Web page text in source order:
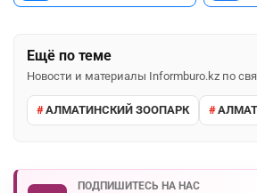
Ещё по теме
Новости и материалы Informburo.kz по
АЛМАТИНСКИЙ ЗООПАРК
ПОДПИШИТЕСЬ НА НАС